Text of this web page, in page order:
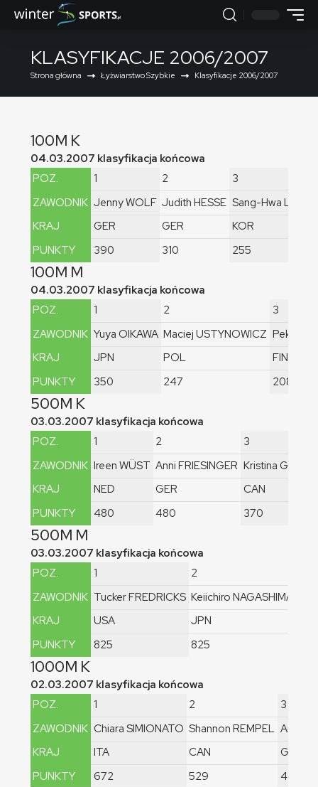
KLASYFIKACJE 2006/2007
Strona główna Łyżwiarstwo Szybkie Klasyfikacje 2006/2007
100M K
04.03.2007 klasyfikacja końcowa
POZ.
ZAWODNIK
KRAJ
PUNKTY
1
Jenny WOLF
GER
390
2
Judith HESSE
GER
310
3
Sang-Hwa LEE
KOR
255
100M M
04.03.2007 klasyfikacja końcowa
POZ.
ZAWODNIK
KRAJ
PUNKTY
1
Yuya OIKAWA
JPN
350
2
Maciej USTYNOWICZ
POL
247
3
Pekka
FIN
208
500M K
03.03.2007 klasyfikacja końcowa
POZ.
ZAWODNIK
KRAJ
PUNKTY
1
Ireen WÜST
NED
480
2
Anni FRIESINGER
GER
480
3
Kristina
CAN
370
500M M
03.03.2007 klasyfikacja końcowa
POZ.
ZAWODNIK
KRAJ
PUNKTY
1
Tucker FREDRICKS
USA
825
2
Keiichiro NAGASHIMA
JPN
825
1000M K
02.03.2007 klasyfikacja końcowa
POZ.
ZAWODNIK
KRAJ
PUNKTY
1
Chiara SIMIONATO
ITA
672
2
Shannon REMPEL
CAN
529
3
Anni
GER
480